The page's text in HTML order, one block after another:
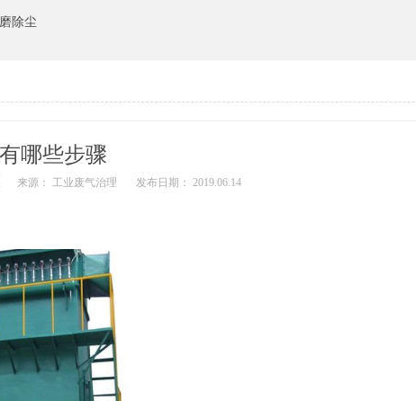
除尘
哪些步骤
来源： 工业废气治理 发布日期： 2019.06.14